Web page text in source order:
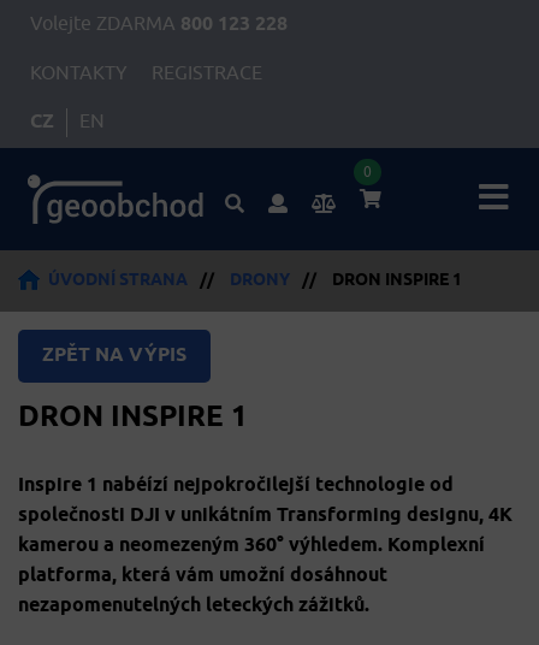
Volejte ZDARMA 800 123 228
KONTAKTY REGISTRACE
CZ EN
0
ÚVODNÍ STRANA // DRONY // DRON INSPIRE 1
ZPĚT NA VÝPIS
DRON INSPIRE 1
Inspire 1 nabéízí nejpokročilejší technologie od
společnosti DJI v unikátním Transforming designu, 4K
kamerou a neomezeným 360° výhledem. Komplexní
platforma, která vám umožní dosáhnout
nezapomenutelných leteckých zážitků.